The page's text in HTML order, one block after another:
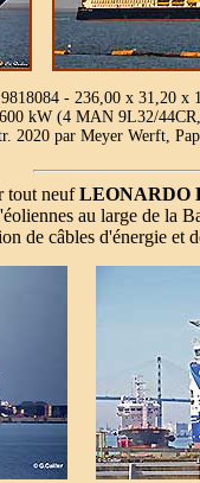
- 236,00 x 31,20 x
kW (4 MAN 9L32/
2020 par Meyer Werft,
tout neufLEONARDO
au large de la
de câbles d'énergie et